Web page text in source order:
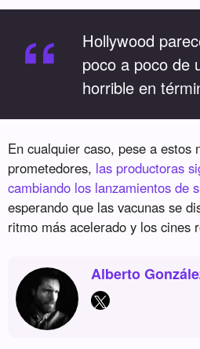
“
Hollywood
poco a poco de
horrible en
En cualquier caso, pese a estos
prometedores, las productoras
cambiando los lanzamientos de
esperando que las vacunas se
ritmo más acelerado y los cines
Alberto